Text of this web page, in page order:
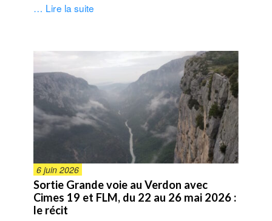
… Lire la suite
6 juin 2026
Sortie Grande voie au Verdon avec
Cimes 19 et FLM, du 22 au 26 mai 2026 :
le récit